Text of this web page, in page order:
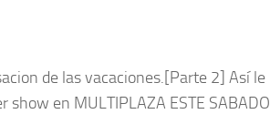
de las vacaciones.[Parte 2] Así le
en MULTIPLAZA ESTE SABADO